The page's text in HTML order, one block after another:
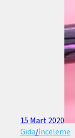
15 Mart 2020
Gıda/İnceleme